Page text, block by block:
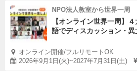
NPO法人教室から世界一周
【オンライン世界一周】
語でディスカッション・異
オンライン開催/フルリモートOK
2026年9月1日(火)~2027年7月31日(土)